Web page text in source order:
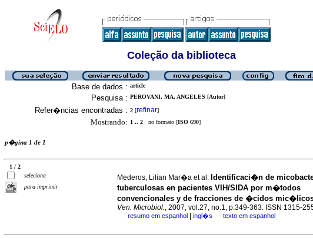
Coleção da biblioteca
Base de dados : article
Pesquisa : PEROVANI, MA. ANGELES [Autor]
Refer�ncias encontradas : 2 [refinar]
Mostrando: 1 .. 2 no formato [ISO 690]
p�gina 1 de 1
1 / 2
seleciona
para imprimir
Mederos, Lilian Mar�a et al. Identificaci�n de
tuberculosas en pacientes VIH/SIDA por m�todos
convencionales y de fracciones de �cidos
Ven. Microbiol., 2007, vol.27, no.1, p.349-363. ISSN 1315-
· resumo em espanhol ingl�s · texto em espanhol